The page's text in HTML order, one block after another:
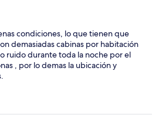
condiciones, lo que tienen que
demasiadas cabinas por habitación
ruido durante toda la noche por el
, por lo demas la ubicación y